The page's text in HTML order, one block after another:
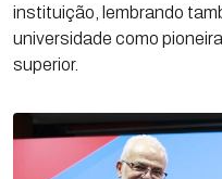
instituição, lembrando
universidade como
superior.